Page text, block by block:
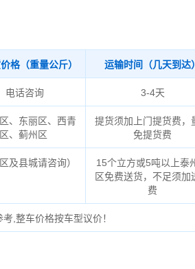
格（重量公斤） 运输时间（几天到达）
电话咨询 3-4天
、东丽区、西青
、蓟州区
提货须加上门提货费，
免提货费
及县城请咨询）
15个立方或5吨以上泰
区免费送货，不足须加
费
,整车价格按车型议价！